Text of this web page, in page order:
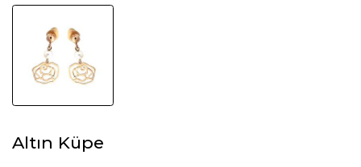
Altın Küpe